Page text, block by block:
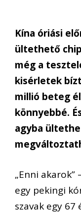
Kína óriási
ültethető
még a
kisérletek
millió beteg
könnyebbé.
agyba
„Enni
egy pekingi
szavak egy